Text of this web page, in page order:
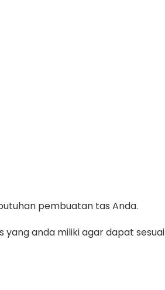
pembuatan tas Anda.
anda miliki agar dapat sesuai